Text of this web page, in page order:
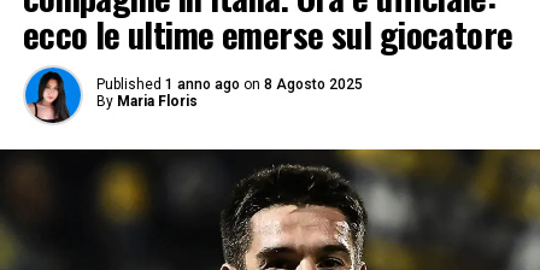
ecco le ultime emerse sul giocatore
Published 1 anno ago on 8 Agosto 2025
By Maria Floris